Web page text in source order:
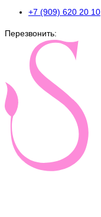
+7 (909) 620 20 10
Перезвонить: